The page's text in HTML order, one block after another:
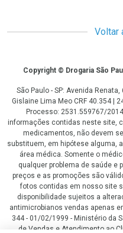
Voltar
CopyrightCopyright © Drogaria São
São Paulo - SP: Avenida
Gislaine Lima Meo CRF 40.354 |
Processo: 2531.559767/
informações contidas neste site,
medicamentos, não devem
substituem, em hipótese alguma,
área médica. Somente o
qualquer problema de saúde e
preços e as promoções são
fotos contidas em nosso site
disponibilidade sujeitos a
antimicrobianos vendas apenas
344 - 01/02/1999 - Ministério da
de Vendas e Atendimento ao